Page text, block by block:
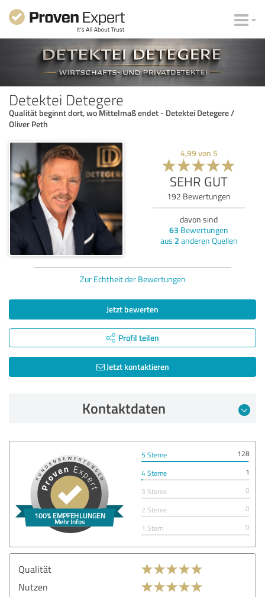
Detektei Detegere
Qualität beginnt dort, wo Mittelmaß endet - Detektei Detegere /
Oliver Peth
4,99von 5
SEHR GUT
192 Bewertungen
davon sind
63 Bewertungen
aus 2 anderen Quellen
Zur Echtheit der Bewertungen
Jetzt bewerten
Profil teilen
Jetzt kontaktieren
Kontaktdaten
5 Sterne
128
4 Sterne
1
3 Sterne
0
2 Sterne
0
1 Stern
0
Qualität
Nutzen